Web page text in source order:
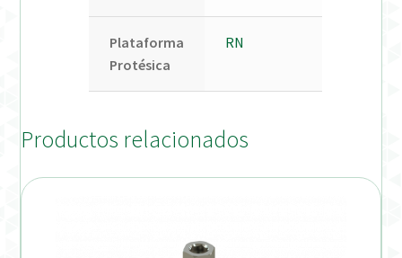
Plataforma
Protésica
RN
Productos relacionados